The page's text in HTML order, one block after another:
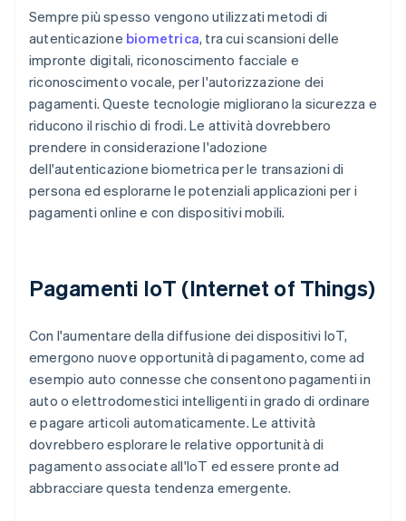
Sempre più spesso vengono utilizzati metodi di
autenticazione biometrica, tra cui scansioni delle
impronte digitali, riconoscimento facciale e
riconoscimento vocale, per l'autorizzazione dei
pagamenti. Queste tecnologie migliorano la sicurezza e
riducono il rischio di frodi. Le attività dovrebbero
prendere in considerazione l'adozione
dell'autenticazione biometrica per le transazioni di
persona ed esplorarne le potenziali applicazioni per i
pagamenti online e con dispositivi mobili.
Pagamenti IoT (Internet of Things)
Con l'aumentare della diffusione dei dispositivi IoT,
emergono nuove opportunità di pagamento, come ad
esempio auto connesse che consentono pagamenti in
auto o elettrodomestici intelligenti in grado di ordinare
e pagare articoli automaticamente. Le attività
dovrebbero esplorare le relative opportunità di
pagamento associate all'IoT ed essere pronte ad
abbracciare questa tendenza emergente.